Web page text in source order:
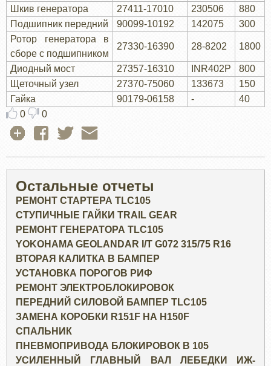
Шкив генератора 27411-17010 230506
880
Подшипник передний
90099-10192 142075
300
Ротор генератора в
сборе с подшипником
27330-16390 28-8202 1800
Диодный мост 27357-16310 INR402P
800
Щеточный узел
27370-75060 133673
150
Гайка
90179-06158 -
40
0
0
Остальные отчеты
РЕМОНТ СТАРТЕРА TLC105
СТУПИЧНЫЕ ГАЙКИ TRAIL GEAR
РЕМОНТ ГЕНЕРАТОРА TLC105
YOKOHAMA GEOLANDAR I/T G072 315/75 R16
ВТОРАЯ КАЛИТКА В БАМПЕР
УСТАНОВКА ПОРОГОВ РИФ
РЕМОНТ ЭЛЕКТРОБЛОКИРОВОК
ПЕРЕДНИЙ СИЛОВОЙ БАМПЕР TLC105
ЗАМЕНА КОРОБКИ R151F НА H150F
СПАЛЬНИК
ПНЕВМОПРИВОДА БЛОКИРОВОК В 105
УСИЛЕННЫЙ ГЛАВНЫЙ ВАЛ ЛЕБЕДКИ ИЖ-